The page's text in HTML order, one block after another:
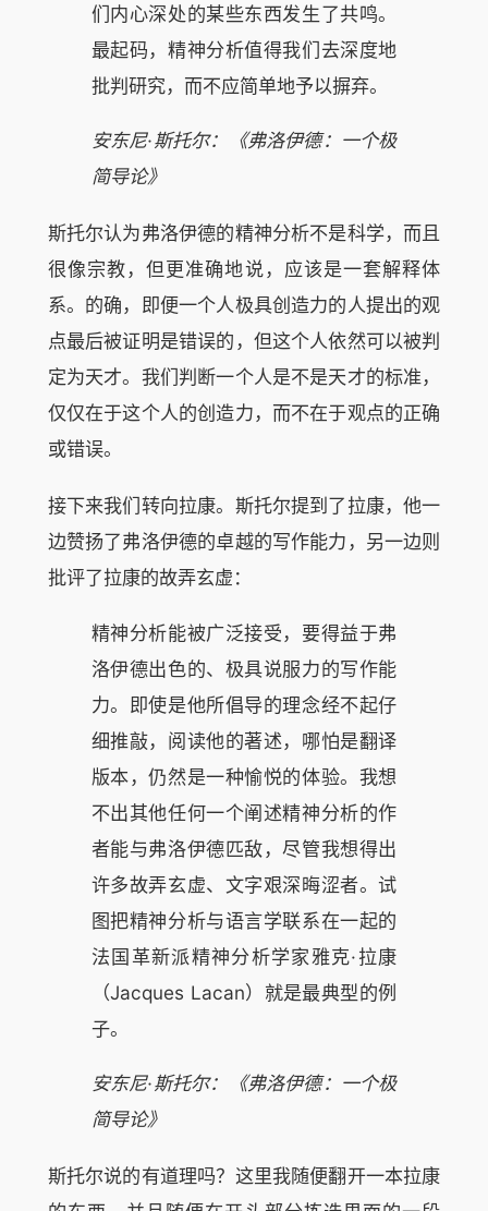
们内心深处的某些东西发生了共鸣。
最起码，精神分析值得我们去深度地
批判研究，而不应简单地予以摒弃。
安东尼·斯托尔：《弗洛伊德：一个极
简导论》
斯托尔认为弗洛伊德的精神分析不是科学，而且
很像宗教，但更准确地说，应该是一套解释体
系。的确，即便一个人极具创造力的人提出的观
点最后被证明是错误的，但这个人依然可以被判
定为天才。我们判断一个人是不是天才的标准，
仅仅在于这个人的创造力，而不在于观点的正确
或错误。
接下来我们转向拉康。斯托尔提到了拉康，他一
边赞扬了弗洛伊德的卓越的写作能力，另一边则
批评了拉康的故弄玄虚：
精神分析能被广泛接受，要得益于弗
洛伊德出色的、极具说服力的写作能
力。即使是他所倡导的理念经不起仔
细推敲，阅读他的著述，哪怕是翻译
版本，仍然是一种愉悦的体验。我想
不出其他任何一个阐述精神分析的作
者能与弗洛伊德匹敌，尽管我想得出
许多故弄玄虚、文字艰深晦涩者。试
图把精神分析与语言学联系在一起的
法国革新派精神分析学家雅克·拉康
（Jacques Lacan）就是最典型的例
子。
安东尼·斯托尔：《弗洛伊德：一个极
简导论》
斯托尔说的有道理吗？这里我随便翻开一本拉康